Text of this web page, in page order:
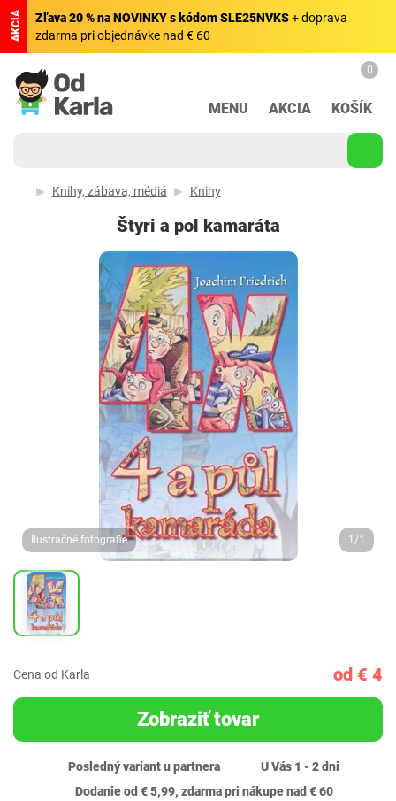
AKCIA Zľava 20 % na NOVINKY s kódom SLE25NVKS+ doprava
zdarma pri objednávke nad € 60
MENU AKCIA
0
KOŠÍK
Knihy, zábava, médiá Knihy
Štyri a pol kamaráta
Ilustračné fotografie 1/1
Cena od Karla od € 4
Zobraziť tovar
Posledný variant u partnera
U Vás 1 - 2 dni
Dodanie od € 5,99, zdarma pri nákupe nad € 60